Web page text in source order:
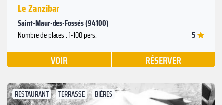
Le Zanzibar
Saint-Maur-des-Fossés (94100)
Nombre de places : 1-100 pers. 5
VOIR RÉSERVER
RESTAURANT TERRASSE BIÈRES